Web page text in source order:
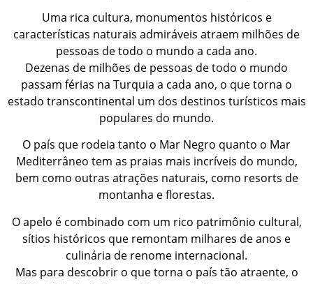
Uma rica cultura, monumentos históricos e
características naturais admiráveis atraem milhões de
pessoas de todo o mundo a cada ano.
Dezenas de milhões de pessoas de todo o mundo
passam férias na Turquia a cada ano, o que torna o
estado transcontinental um dos destinos turísticos mais
populares do mundo.
O país que rodeia tanto o Mar Negro quanto o Mar
Mediterrâneo tem as praias mais incríveis do mundo,
bem como outras atrações naturais, como resorts de
montanha e florestas.
O apelo é combinado com um rico patrimônio cultural,
sítios históricos que remontam milhares de anos e
culinária de renome internacional.
Mas para descobrir o que torna o país tão atraente, o